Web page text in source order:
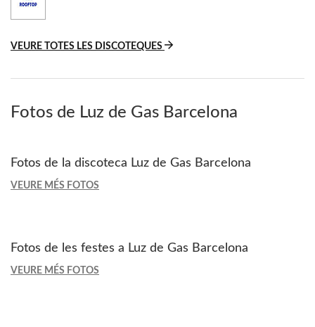
VEURE TOTES LES DISCOTEQUES
Fotos de Luz de Gas Barcelona
Fotos de la discoteca Luz de Gas Barcelona
VEURE MÉS FOTOS
Fotos de les festes a Luz de Gas Barcelona
VEURE MÉS FOTOS